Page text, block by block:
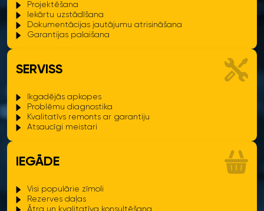
Projektēšana
Iekārtu uzstādīšana
Dokumentācijas jautājumu atrisināšana
Garantijas palaišana
SERVISS
Ikgadējās apkopes
Problēmu diagnostika
Kvalitatīvs remonts ar garantiju
Atsaucīgi meistari
IEGĀDE
Visi populārie zīmoli
Rezerves daļas
Ātra un kvalitatīva konsultēšana